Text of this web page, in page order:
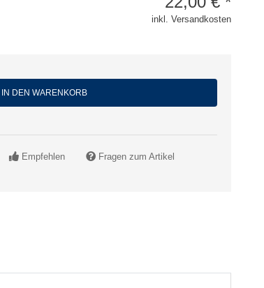
inkl. Versandkosten
DEN WARENKORB
Empfehlen Fragen zum Artikel